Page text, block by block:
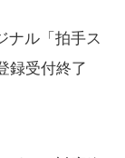
ナル「拍手ス
録受付終了